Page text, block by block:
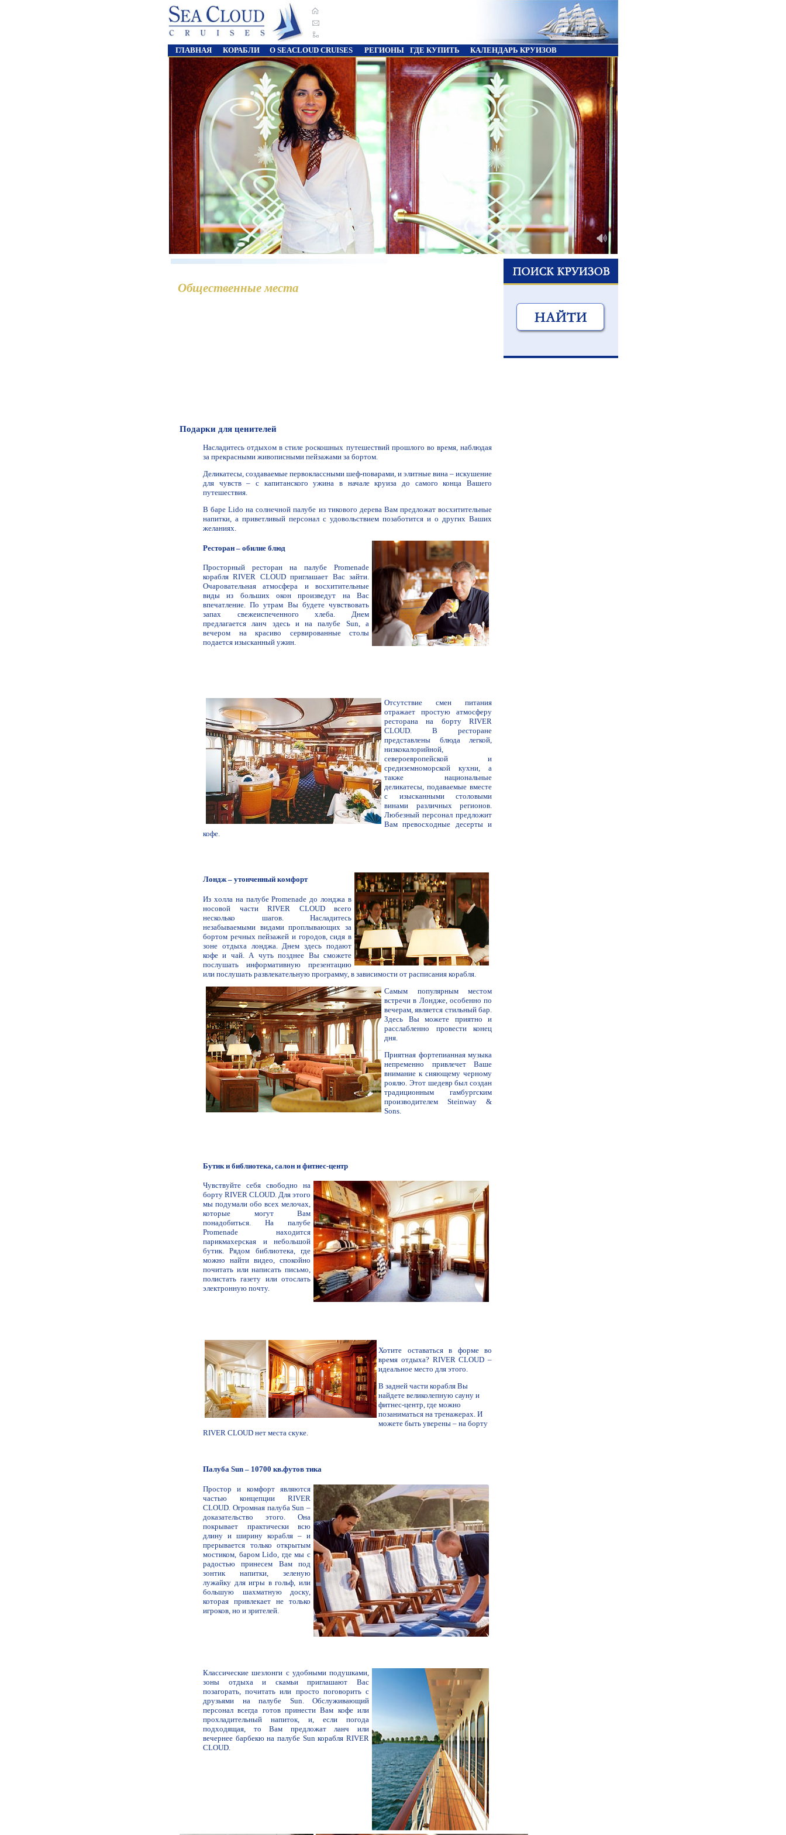
ГЛАВНАЯ КОРАБЛИ О SEACLOUD CRUISES РЕГИОНЫ ГДЕ КУПИТЬ КАЛЕНДАРЬ КРУИЗОВ
Общественные места
Подарки для ценителей
Насладитесь отдыхом в стиле роскошных путешествий прошлого во время, наблюдая
за прекрасными живописными пейзажами за бортом.
Деликатесы, создаваемые первоклассными шеф-поварами, и элитные вина – искушение
для чувств – с капитанского ужина в начале круиза до самого конца Вашего
путешествия.
В баре Lido на солнечной палубе из тикового дерева Вам предложат восхитительные
напитки, а приветливый персонал с удовольствием позаботится и о других Ваших
желаниях.
Ресторан – обилие блюд
Просторный ресторан на палубе Promenade
корабля RIVER CLOUD приглашает Вас зайти.
Очаровательная атмосфера и восхитительные
виды из больших окон произведут на Вас
впечатление. По утрам Вы будете чувствовать
запах свежеиспеченного хлеба. Днем
предлагается ланч здесь и на палубе Sun, а
вечером на красиво сервированные столы
подается изысканный ужин.
Отсутствие смен питания
отражает простую атмосферу
ресторана на борту RIVER
CLOUD. В ресторане
представлены блюда легкой,
низкокалорийной,
североевропейской и
средиземноморской кухни, а
также национальные
деликатесы, подаваемые вместе
с изысканными столовыми
винами различных регионов.
Любезный персонал предложит
Вам превосходные десерты и
кофе.
Лондж – утонченный комфорт
Из холла на палубе Promenade до лонджа в
носовой части RIVER CLOUD всего
несколько шагов. Насладитесь
незабываемыми видами проплывающих за
бортом речных пейзажей и городов, сидя в
зоне отдыха лонджа. Днем здесь подают
кофе и чай. А чуть позднее Вы сможете
послушать информативную презентацию
или послушать развлекательную программу, в зависимости от расписания корабля.
Самым популярным местом
встречи в Лондже, особенно по
вечерам, является стильный бар.
Здесь Вы можете приятно и
расслабленно провести конец
дня.
Приятная фортепианная музыка
непременно привлечет Ваше
внимание к сияющему черному
роялю. Этот шедевр был создан
традиционным гамбургским
производителем Steinway &
Sons.
Бутик и библиотека, салон и фитнес-центр
Чувствуйте себя свободно на
борту RIVER CLOUD. Для этого
мы подумали обо всех мелочах,
которые могут Вам
понадобиться. На палубе
Promenade находится
парикмахерская и небольшой
бутик. Рядом библиотека, где
можно найти видео, спокойно
почитать или написать письмо,
полистать газету или отослать
электронную почту.
Хотите оставаться в форме во
время отдыха? RIVER CLOUD –
идеальное место для этого.
В задней части корабля Вы
найдете великолепную сауну и
фитнес-центр, где можно
позаниматься на тренажерах. И
можете быть уверены – на борту
RIVER CLOUD нет места скуке.
Палуба Sun – 10700 кв.футов тика
Простор и комфорт являются
частью концепции RIVER
CLOUD. Огромная палуба Sun –
доказательство этого. Она
покрывает практически всю
длину и ширину корабля – и
прерывается только открытым
мостиком, баром Lido, где мы с
радостью принесем Вам под
зонтик напитки, зеленую
лужайку для игры в гольф, или
большую шахматную доску,
которая привлекает не только
игроков, но и зрителей.
Классические шезлонги с удобными подушками,
зоны отдыха и скамьи приглашают Вас
позагорать, почитать или просто поговорить с
друзьями на палубе Sun. Обслуживающий
персонал всегда готов принести Вам кофе или
прохладительный напиток, и, если погода
подходящая, то Вам предложат ланч или
вечернее барбекю на палубе Sun корабля RIVER
CLOUD.